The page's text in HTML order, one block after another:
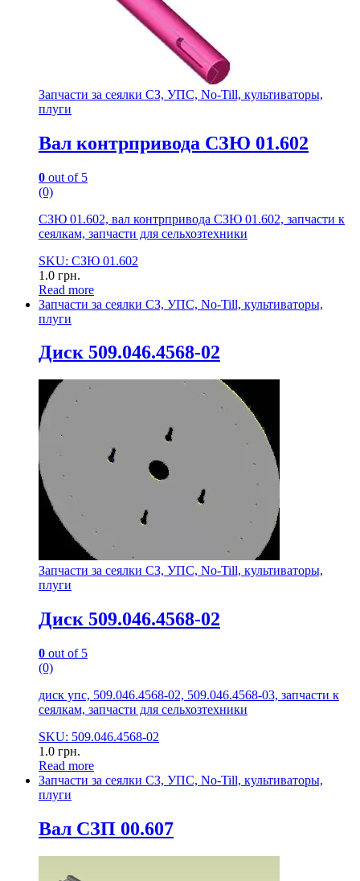
Запчасти за сеялки СЗ, УПС, No-Till, культиваторы,
плуги
Вал контрпривода СЗЮ 01.602
0 out of 5
(0)
СЗЮ 01.602, вал контрпривода СЗЮ 01.602, запчасти к
сеялкам, запчасти для сельхозтехники
SKU: СЗЮ 01.602
1.0 грн.
Read more
Запчасти за сеялки СЗ, УПС, No-Till, культиваторы,
плуги
Диск 509.046.4568-02
Запчасти за сеялки СЗ, УПС, No-Till, культиваторы,
плуги
Диск 509.046.4568-02
0 out of 5
(0)
диск упс, 509.046.4568-02, 509.046.4568-03, запчасти к
сеялкам, запчасти для сельхозтехники
SKU: 509.046.4568-02
1.0 грн.
Read more
Запчасти за сеялки СЗ, УПС, No-Till, культиваторы,
плуги
Вал СЗП 00.607